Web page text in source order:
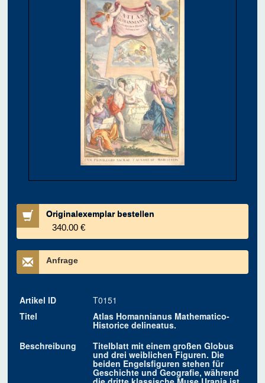
Originalexemplar bestellen
340.00 €
Anfrage
Artikel ID
T0151
Titel
Atlas Homannianus Mathematico-
Historice delineatus.
Beschreibung
Titelblatt mit einem großen Globus
und drei weiblichen Figuren. Die
beiden Engelsfiguren stehen für
Geschichte und Geografie, während